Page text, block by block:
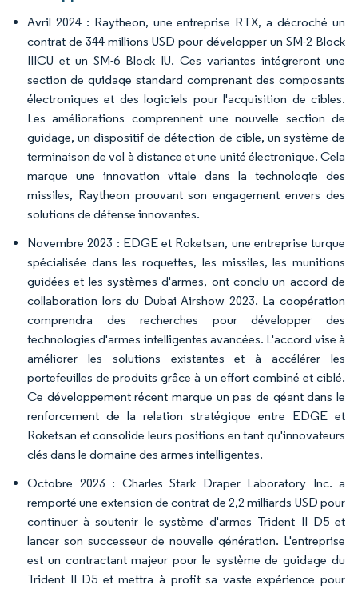
Avril 2024 : Raytheon, une entreprise RTX, a décroché un
contrat de 344 millions USD pour développer un SM-2 Block
IIICU et un SM-6 Block IU. Ces variantes intégreront une
section de guidage standard comprenant des composants
électroniques et des logiciels pour l'acquisition de cibles.
Les améliorations comprennent une nouvelle section de
guidage, un dispositif de détection de cible, un système de
terminaison de vol à distance et une unité électronique. Cela
marque une innovation vitale dans la technologie des
missiles, Raytheon prouvant son engagement envers des
solutions de défense innovantes.
Novembre 2023 : EDGE et Roketsan, une entreprise turque
spécialisée dans les roquettes, les missiles, les munitions
guidées et les systèmes d'armes, ont conclu un accord de
collaboration lors du Dubai Airshow 2023. La coopération
comprendra des recherches pour développer des
technologies d'armes intelligentes avancées. L'accord vise à
améliorer les solutions existantes et à accélérer les
portefeuilles de produits grâce à un effort combiné et ciblé.
Ce développement récent marque un pas de géant dans le
renforcement de la relation stratégique entre EDGE et
Roketsan et consolide leurs positions en tant qu'innovateurs
clés dans le domaine des armes intelligentes.
Octobre 2023 : Charles Stark Draper Laboratory Inc. a
remporté une extension de contrat de 2,2 milliards USD pour
continuer à soutenir le système d'armes Trident II D5 et
lancer son successeur de nouvelle génération. L'entreprise
est un contractant majeur pour le système de guidage du
Trident II D5 et mettra à profit sa vaste expérience pour